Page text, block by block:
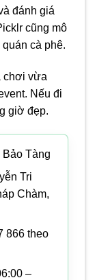
đánh giá
cũng mô
cà phê.
chơi vừa
Nếu đi
giờ đẹp.
Bảo Tàng
Tri
Chàm,
866 theo
–